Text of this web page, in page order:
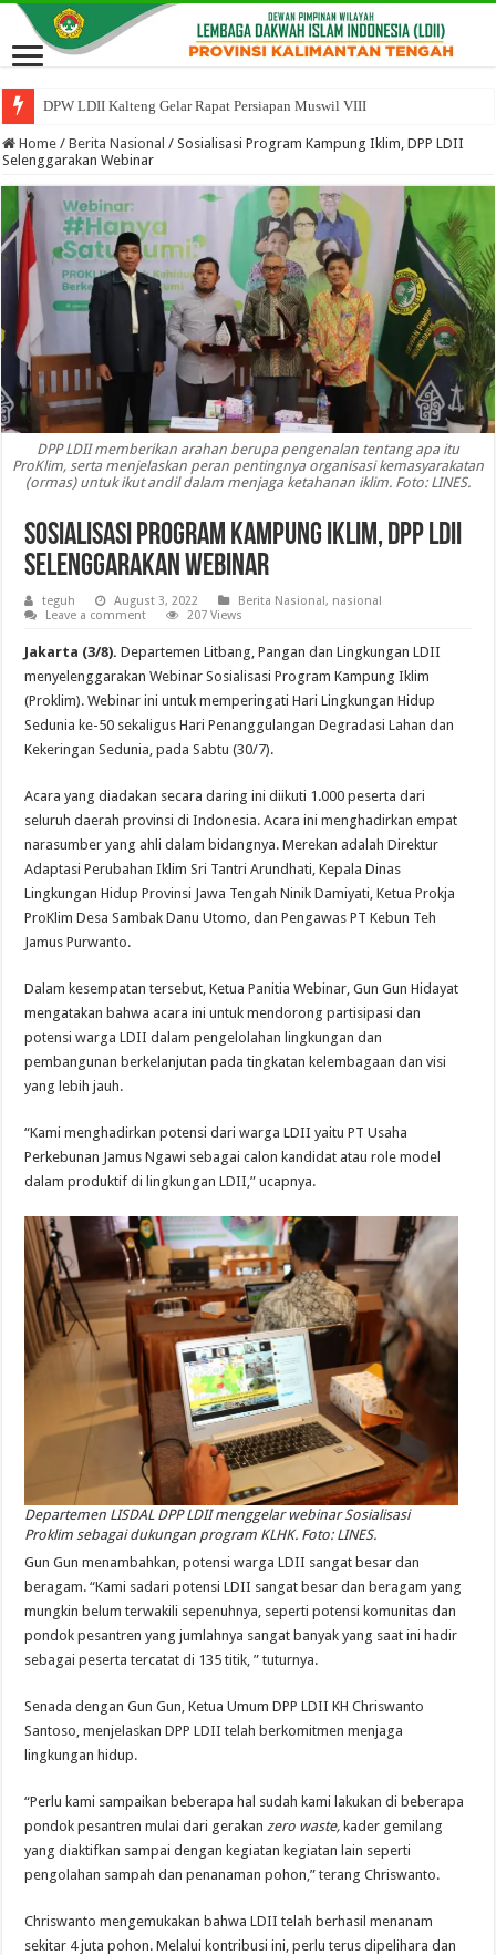
DPW LDII Kalteng Gelar Rapat Persiapan Muswil VIII
Home / Berita Nasional / Sosialisasi Program Kampung Iklim, DPP LDII
Selenggarakan Webinar
DPP LDII memberikan arahan berupa pengenalan tentang apa itu
ProKlim, serta menjelaskan peran pentingnya organisasi kemasyarakatan
(ormas) untuk ikut andil dalam menjaga ketahanan iklim. Foto: LINES.
Sosialisasi Program Kampung Iklim, DPP LDII
Selenggarakan Webinar
teguh August 3, 2022 Berita Nasional, nasional
Leave a comment
207 Views
Jakarta (3/8). Departemen Litbang, Pangan dan Lingkungan LDII
menyelenggarakan Webinar Sosialisasi Program Kampung Iklim
(Proklim). Webinar ini untuk memperingati Hari Lingkungan Hidup
Sedunia ke-50 sekaligus Hari Penanggulangan Degradasi Lahan dan
Kekeringan Sedunia, pada Sabtu (30/7).
Acara yang diadakan secara daring ini diikuti 1.000 peserta dari
seluruh daerah provinsi di Indonesia. Acara ini menghadirkan empat
narasumber yang ahli dalam bidangnya. Merekan adalah Direktur
Adaptasi Perubahan Iklim Sri Tantri Arundhati, Kepala Dinas
Lingkungan Hidup Provinsi Jawa Tengah Ninik Damiyati, Ketua Prokja
ProKlim Desa Sambak Danu Utomo, dan Pengawas PT Kebun Teh
Jamus Purwanto.
Dalam kesempatan tersebut, Ketua Panitia Webinar, Gun Gun Hidayat
mengatakan bahwa acara ini untuk mendorong partisipasi dan
potensi warga LDII dalam pengelolahan lingkungan dan
pembangunan berkelanjutan pada tingkatan kelembagaan dan visi
yang lebih jauh.
“Kami menghadirkan potensi dari warga LDII yaitu PT Usaha
Perkebunan Jamus Ngawi sebagai calon kandidat atau role model
dalam produktif di lingkungan LDII,” ucapnya.
Departemen LISDAL DPP LDII menggelar webinar Sosialisasi
Proklim sebagai dukungan program KLHK. Foto: LINES.
Gun Gun menambahkan, potensi warga LDII sangat besar dan
beragam. “Kami sadari potensi LDII sangat besar dan beragam yang
mungkin belum terwakili sepenuhnya, seperti potensi komunitas dan
pondok pesantren yang jumlahnya sangat banyak yang saat ini hadir
sebagai peserta tercatat di 135 titik, ” tuturnya.
Senada dengan Gun Gun, Ketua Umum DPP LDII KH Chriswanto
Santoso, menjelaskan DPP LDII telah berkomitmen menjaga
lingkungan hidup.
“Perlu kami sampaikan beberapa hal sudah kami lakukan di beberapa
pondok pesantren mulai dari gerakanzero waste, kader gemilang
yang diaktifkan sampai dengan kegiatan kegiatan lain seperti
pengolahan sampah dan penanaman pohon,” terang Chriswanto.
Chriswanto mengemukakan bahwa LDII telah berhasil menanam
sekitar 4 juta pohon. Melalui kontribusi ini, perlu terus dipelihara dan